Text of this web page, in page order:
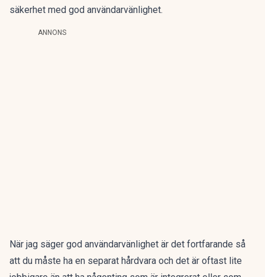
säkerhet med god användarvänlighet.
ANNONS
När jag säger god användarvänlighet är det fortfarande så
att du måste ha en separat hårdvara och det är oftast lite